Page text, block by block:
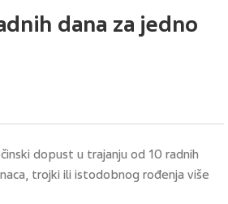
dana za jedno
dopust u trajanju od 10 radnih
trojki ili istodobnog rođenja više